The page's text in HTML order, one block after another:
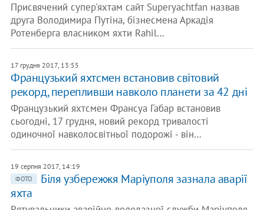
Присвячений супер'яхтам сайт Superyachtfan назвав
друга Володимира Путіна, бізнесмена Аркадія
Ротенберга власником яхти Rahil…
17 грудня 2017, 13:55
Французький яхтсмен встановив світовий
рекорд, перепливши навколо планети за 42 дні
Французький яхтсмен Франсуа Габар встановив
сьогодні, 17 грудня, новий рекорд тривалості
одиночної навколосвітньої подорожі - він…
19 серпня 2017, 14:19
ФОТО
Біля узбережжя Маріуполя зазнала аварії
яхта